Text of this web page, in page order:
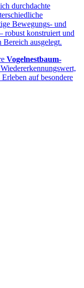
durchdachte
Bewegungs- und
robust konstruiert und
ausgelegt.
Vogelnestbaum-
auf besondere